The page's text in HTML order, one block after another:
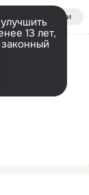
Войти
13 лет,